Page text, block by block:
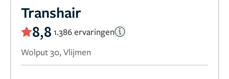
Transhair
8,8 1.386 ervaringen
Wolput 30, Vlijmen